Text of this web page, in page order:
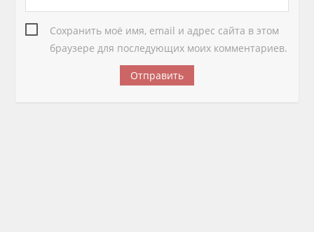
Сохранить моё имя, email и адрес сайта в этом
браузере для последующих моих комментариев.